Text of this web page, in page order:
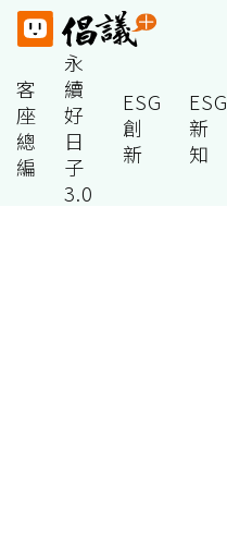
客
座
總
編
永
續
好
日
子
3.0
ESG
創
新
ESG
新
知